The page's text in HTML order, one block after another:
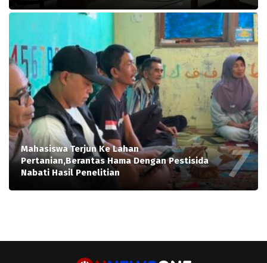
Mahasiswa Terjun Ke Lahan
Pertanian,Berantas Hama Dengan Pestisida
Nabati Hasil Penelitian